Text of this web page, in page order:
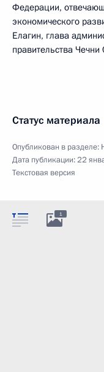
Федерации,
экономического
Елагин, глава
правительства
Статус материала
Опубликован в разделе:
Дата публикации:22
Текстовая версия
1